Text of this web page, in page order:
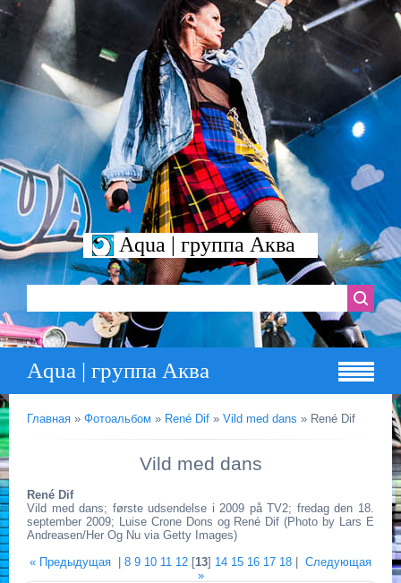
Aqua | группа Аква
Aqua | группа Аква
Главная » Фотоальбом » René Dif » Vild med dans » René Dif
Vild med dans
René Dif
Vild med dans; første udsendelse i 2009 på TV2; fredag den 18.
september 2009; Luise Crone Dons og René Dif (Photo by Lars E
Andreasen/Her Og Nu via Getty Images)
« Предыдущая
8 9 10 11 12 [13] 14 15 16 17 18
Следующая
»